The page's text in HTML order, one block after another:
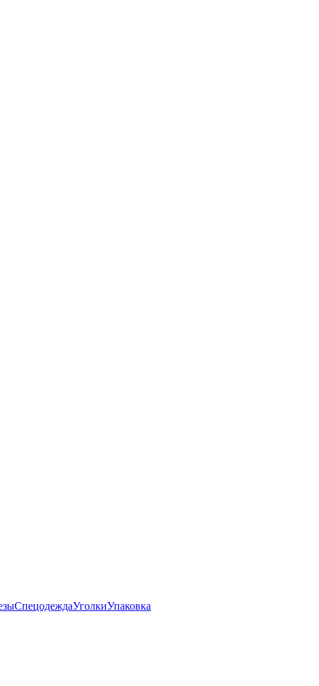
СпецодеждаУголкиУпаковка